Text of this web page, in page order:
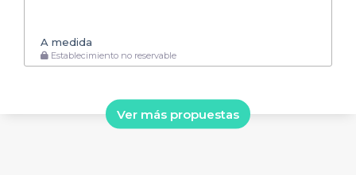
A medida
Establecimiento no reservable
Ver más propuestas